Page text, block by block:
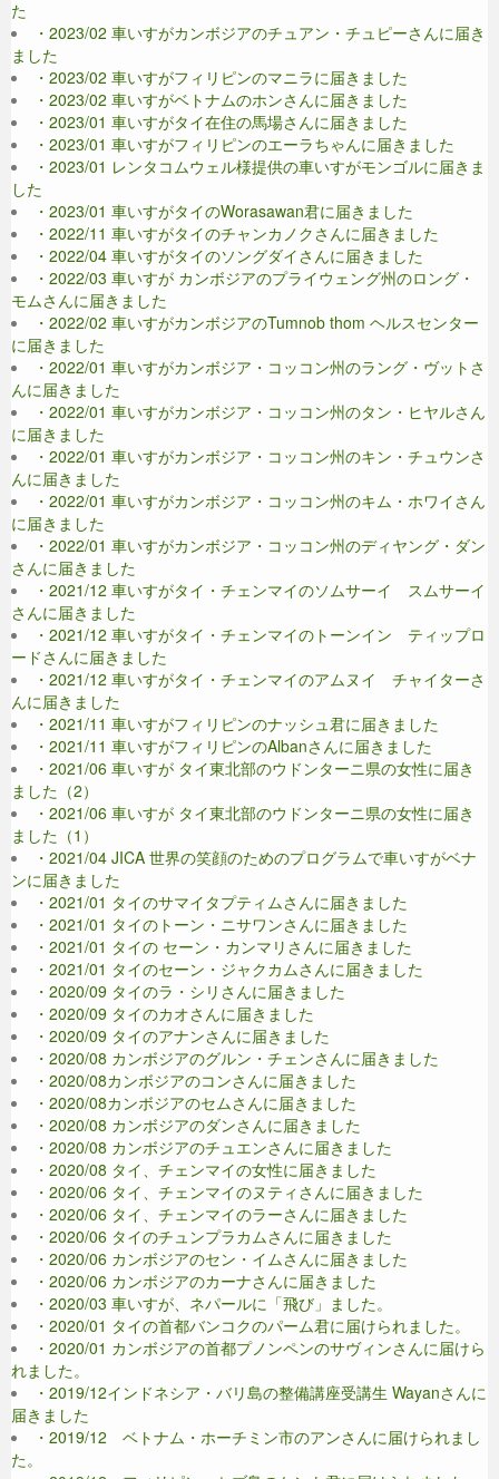
た
・2023/02 車いすがカンボジアのチュアン・チュピーさんに届き
ました
・2023/02 車いすがフィリピンのマニラに届きました
・2023/02 車いすがベトナムのホンさんに届きました
・2023/01 車いすがタイ在住の馬場さんに届きました
・2023/01 車いすがフィリピンのエーラちゃんに届きました
・2023/01 レンタコムウェル様提供の車いすがモンゴルに届きま
した
・2023/01 車いすがタイのWorasawan君に届きました
・2022/11 車いすがタイのチャンカノクさんに届きました
・2022/04 車いすがタイのソングダイさんに届きました
・2022/03 車いすが カンボジアのプライウェング州のロング・
モムさんに届きました
・2022/02 車いすがカンボジアのTumnob thom ヘルスセンター
に届きました
・2022/01 車いすがカンボジア・コッコン州のラング・ヴットさ
んに届きました
・2022/01 車いすがカンボジア・コッコン州のタン・ヒヤルさん
に届きました
・2022/01 車いすがカンボジア・コッコン州のキン・チュウンさ
んに届きました
・2022/01 車いすがカンボジア・コッコン州のキム・ホワイさん
に届きました
・2022/01 車いすがカンボジア・コッコン州のディヤング・ダン
さんに届きました
・2021/12 車いすがタイ・チェンマイのソムサーイ スムサーイ
さんに届きました
・2021/12 車いすがタイ・チェンマイのトーンイン ティップロ
ードさんに届きました
・2021/12 車いすがタイ・チェンマイのアムヌイ チャイターさ
んに届きました
・2021/11 車いすがフィリピンのナッシュ君に届きました
・2021/11 車いすがフィリピンのAlbanさんに届きました
・2021/06 車いすが タイ東北部のウドンターニ県の女性に届き
ました（2）
・2021/06 車いすが タイ東北部のウドンターニ県の女性に届き
ました（1）
・2021/04 JICA 世界の笑顔のためのプログラムで車いすがベナ
ンに届きました
・2021/01 タイのサマイタプティムさんに届きました
・2021/01 タイのトーン・ニサワンさんに届きました
・2021/01 タイの セーン・カンマリさんに届きました
・2021/01 タイのセーン・ジャクカムさんに届きました
・2020/09 タイのラ・シリさんに届きました
・2020/09 タイのカオさんに届きました
・2020/09 タイのアナンさんに届きました
・2020/08 カンボジアのグルン・チェンさんに届きました
・2020/08カンボジアのコンさんに届きました
・2020/08カンボジアのセムさんに届きました
・2020/08 カンボジアのダンさんに届きました
・2020/08 カンボジアのチュエンさんに届きました
・2020/08 タイ、チェンマイの女性に届きました
・2020/06 タイ、チェンマイのヌティさんに届きました
・2020/06 タイ、チェンマイのラーさんに届きました
・2020/06 タイのチュンプラカムさんに届きました
・2020/06 カンボジアのセン・イムさんに届きました
・2020/06 カンボジアのカーナさんに届きました
・2020/03 車いすが、ネパールに「飛び」ました。
・2020/01 タイの首都バンコクのパーム君に届けられました。
・2020/01 カンボジアの首都プノンペンのサヴィンさんに届けら
れました。
・2019/12インドネシア・バリ島の整備講座受講生 Wayanさんに
届きました
・2019/12 ベトナム・ホーチミン市のアンさんに届けられまし
た。